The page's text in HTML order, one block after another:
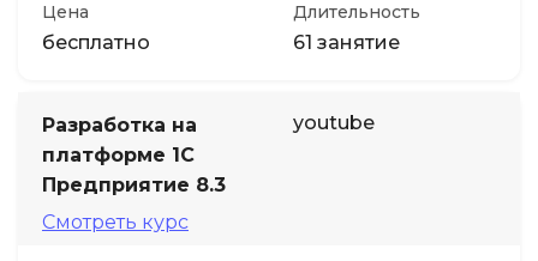
Цена
бесплатно
Длительность
61 занятие
Разработка на
платформе 1С
Предприятие 8.3
Смотреть курс
youtube